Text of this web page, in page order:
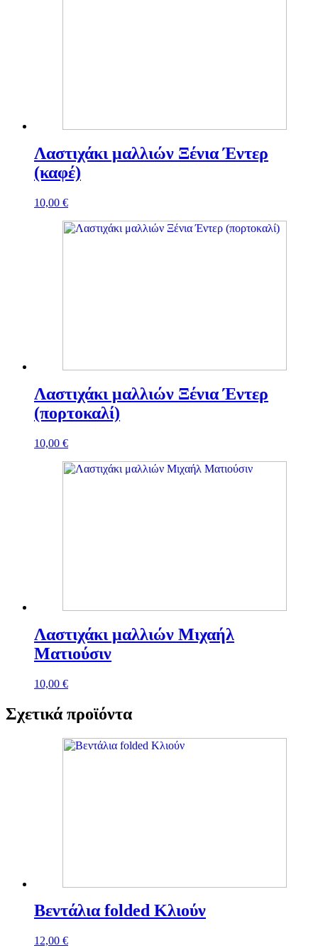
Λαστιχάκι μαλλιών Ξένια Έντερ
(καφέ)
10,00 €
Λαστιχάκι μαλλιών Ξένια Έντερ
(πορτοκαλί)
10,00 €
Λαστιχάκι μαλλιών Μιχαήλ
Ματιούσιν
10,00 €
Σχετικά προϊόντα
Βεντάλια folded Κλιούν
12,00 €